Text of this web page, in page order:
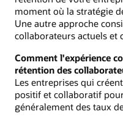
moment où la stratégie
Une autre approche
collaborateurs actuels et
Comment l'expérience
rétention des
Les entreprises qui
positif et collaboratif
généralement des taux